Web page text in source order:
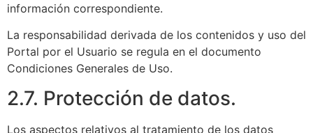
información correspondiente.
La responsabilidad derivada de los contenidos y uso del
Portal por el Usuario se regula en el documento
Condiciones Generales de Uso.
2.7. Protección de datos.
Los aspectos relativos al tratamiento de los datos